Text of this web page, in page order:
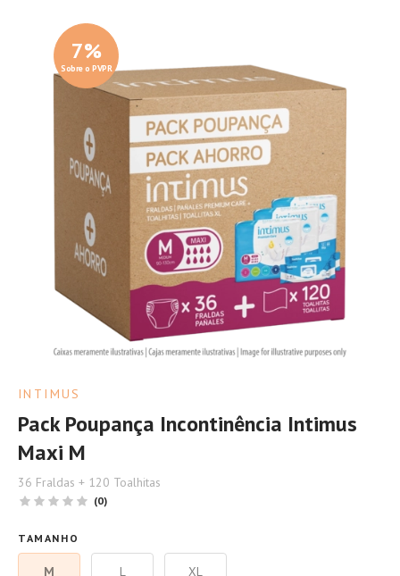
7%
Sobre o PVPR
INTIMUS
Pack Poupança Incontinência Intimus
Maxi M
36 Fraldas + 120 Toalhitas
(0)
TAMANHO
M L XL